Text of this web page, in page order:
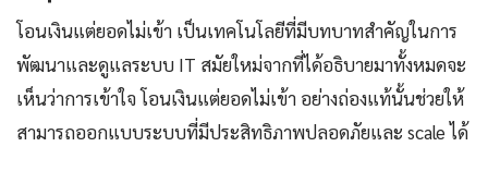
โอนเงินแต่ยอดไม่เข้า เป็นเทคโนโลยีที่มีบทบาทสำคัญในการ
พัฒนาและดูแลระบบ IT สมัยใหม่จากที่ได้อธิบายมาทั้งหมดจะ
เห็นว่าการเข้าใจ โอนเงินแต่ยอดไม่เข้า อย่างถ่องแท้นั้นช่วยให้
สามารถออกแบบระบบที่มีประสิทธิภาพปลอดภัยและ scale ได้